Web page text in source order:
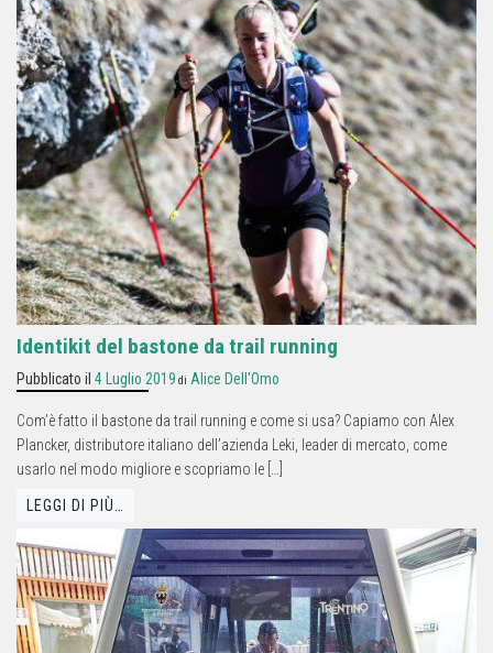
Identikit del bastone da trail running
Pubblicato il 4 Luglio 2019 di Alice Dell'Omo
Com’è fatto il bastone da trail running e come si usa? Capiamo con Alex
Plancker, distributore italiano dell’azienda Leki, leader di mercato, come
usarlo nel modo migliore e scopriamo le […]
LEGGI DI PIÙ…